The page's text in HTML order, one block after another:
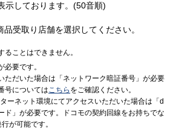
示しております。(50音順)
受取り店舗を選択してください。
ことはできません。
要です。
ただいた場合は「ネットワーク暗証番号」が必要
号についてはこちら をご確認ください。
ーネット環境にてアクセスいただいた場合は「d
ド」が必要です。ドコモの契約回線をお持ちでな
が可能です。